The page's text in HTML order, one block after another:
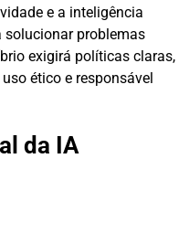
e a inteligência
problemas
exigirá políticas claras,
ético e responsável
da IA